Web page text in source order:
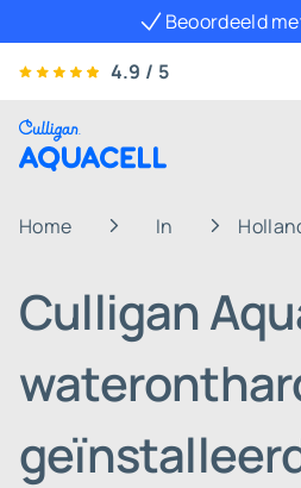
Beoordeeld
4.9 / 5
Home In
Culligan